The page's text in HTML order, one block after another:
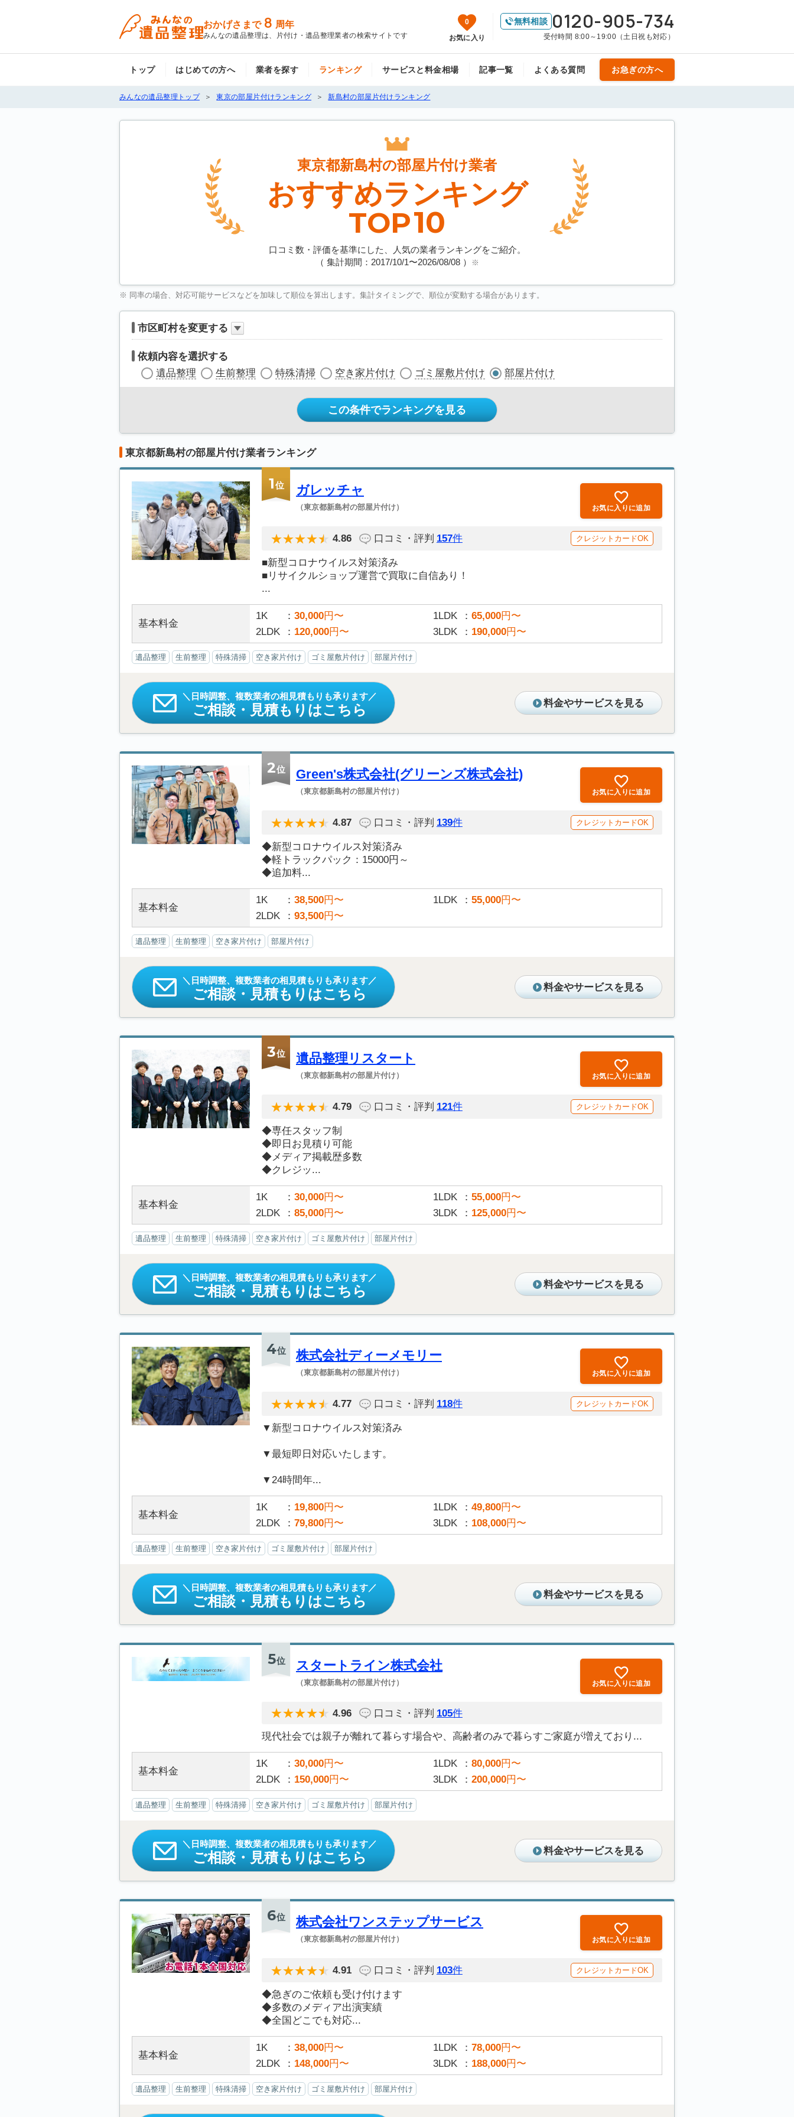
おかげさまで 8 周年
みんなの遺品整理は、片付け・遺品整理業者の検索サイトです
0
お気に入り
無料相談 0120-905-734
受付時間 8:00～19:00（土日祝も対応）
トップ はじめての方へ 業者を探す ランキング サービスと料金相場 記事一覧 よくある質問 お急ぎの方へ
みんなの遺品整理トップ 東京の部屋片付けランキング 新島村の部屋片付けランキング
東京都新島村の部屋片付け業者
おすすめランキング
TOP10
口コミ数・評価を基準にした、人気の業者ランキングをご紹介。
（ 集計期間：2017/10/1〜2026/08/08） ※
※ 同率の場合、対応可能サービスなどを加味して順位を算出します。集計タイミングで、順位が変動する場合があります。
市区町村を変更する
依頼内容を選択する
遺品整理
生前整理 特殊清掃 空き家片付け ゴミ屋敷片付け 部屋片付け
この条件でランキングを見る
東京都新島村の部屋片付け業者ランキング
1位 ガレッチャ
（東京都新島村の部屋片付け） お気に入りに追加
4.86 口コミ・評判 157件 クレジットカードOK
■新型コロナウイルス対策済み
■リサイクルショップ運営で買取に自信あり！
...
基本料金
1K 30,000円〜 1LDK 65,000円〜
2LDK
120,000円〜 3LDK 190,000円〜
遺品整理 生前整理 特殊清掃 空き家片付け ゴミ屋敷片付け 部屋片付け
日時調整、複数業者の相見積もりも承ります
ご相談・見積もりはこちら 料金やサービスを見る
2位 Green's株式会社(グリーンズ株式会社)
（東京都新島村の部屋片付け） お気に入りに追加
4.87 口コミ・評判 139件 クレジットカードOK
◆新型コロナウイルス対策済み
◆軽トラックパック：15000円～
◆追加料...
基本料金
1K 38,500円〜 1LDK 55,000円〜
2LDK
93,500円〜
遺品整理 生前整理 空き家片付け 部屋片付け
日時調整、複数業者の相見積もりも承ります
ご相談・見積もりはこちら 料金やサービスを見る
3位 遺品整理リスタート
（東京都新島村の部屋片付け） お気に入りに追加
4.79 口コミ・評判 121件 クレジットカードOK
◆専任スタッフ制
◆即日お見積り可能
◆メディア掲載歴多数
◆クレジッ...
基本料金
1K 30,000円〜 1LDK 55,000円〜
2LDK
85,000円〜 3LDK 125,000円〜
遺品整理 生前整理 特殊清掃 空き家片付け ゴミ屋敷片付け 部屋片付け
日時調整、複数業者の相見積もりも承ります
ご相談・見積もりはこちら 料金やサービスを見る
4位 株式会社ディーメモリー
（東京都新島村の部屋片付け） お気に入りに追加
4.77 口コミ・評判 118件 クレジットカードOK
▼新型コロナウイルス対策済み
▼最短即日対応いたします。
▼24時間年...
基本料金
1K 19,800円〜 1LDK 49,800円〜
2LDK
79,800円〜 3LDK 108,000円〜
遺品整理 生前整理 空き家片付け ゴミ屋敷片付け 部屋片付け
日時調整、複数業者の相見積もりも承ります
ご相談・見積もりはこちら 料金やサービスを見る
5位 スタートライン株式会社
（東京都新島村の部屋片付け） お気に入りに追加
4.96 口コミ・評判 105件
現代社会では親子が離れて暮らす場合や、高齢者のみで暮らすご家庭が増えており...
基本料金
1K 30,000円〜 1LDK 80,000円〜
2LDK
150,000円〜 3LDK 200,000円〜
遺品整理 生前整理 特殊清掃 空き家片付け ゴミ屋敷片付け 部屋片付け
日時調整、複数業者の相見積もりも承ります
ご相談・見積もりはこちら 料金やサービスを見る
6位 株式会社ワンステップサービス
（東京都新島村の部屋片付け） お気に入りに追加
4.91 口コミ・評判 103件 クレジットカードOK
◆急ぎのご依頼も受け付けます
◆多数のメディア出演実績
◆全国どこでも対応...
基本料金
1K 38,000円〜 1LDK 78,000円〜
2LDK
148,000円〜 3LDK 188,000円〜
遺品整理 生前整理 特殊清掃 空き家片付け ゴミ屋敷片付け 部屋片付け